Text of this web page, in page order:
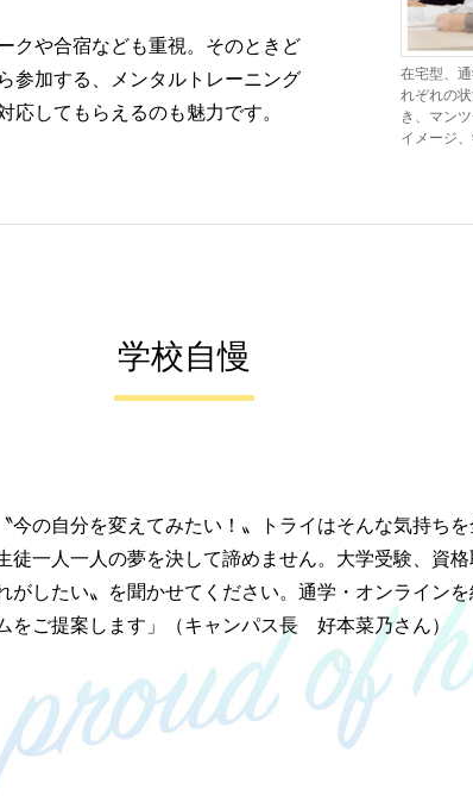
クや合宿なども重視。そのときど
参加する、メンタルトレーニング
応してもらえるのも魅力です。
在宅型、
れぞれの
き、マン
イメージ、
学校自慢
今の自分を変えてみたい！〟トライはそんな気持ち
徒一人一人の夢を決して諦めません。大学受験、資
れがしたい〟を聞かせてください。通学・オンライン
をご提案します」（キャンパス長 好本菜乃さん）